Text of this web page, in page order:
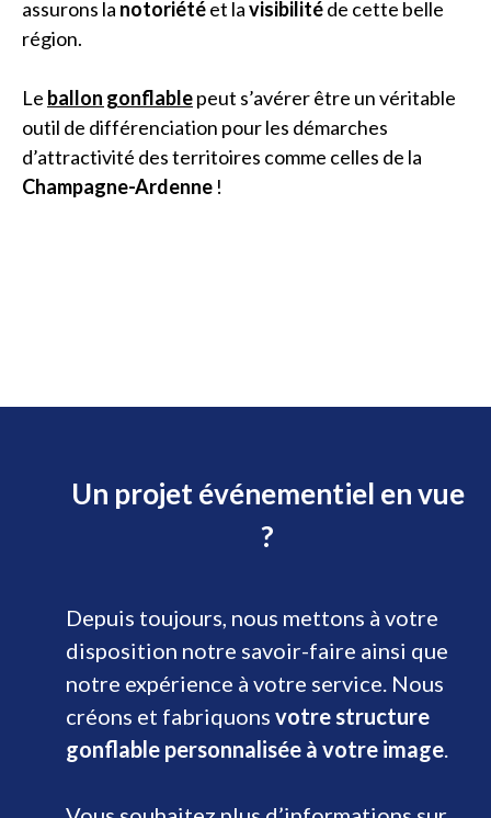
assurons la notoriétéet lavisibilitéde cette belle
région.
Le ballon gonflablepeut s’avérer être un véritable
outil de différenciation pour les démarches
d’attractivité des territoires comme celles de la
Champagne-Ardenne !
Un projet événementiel en vue
?
Depuis toujours, nous mettons à votre
disposition notre savoir-faire ainsi que
notre expérience à votre service. Nous
créons et fabriquons votre structure
gonflable personnalisée à votre image.